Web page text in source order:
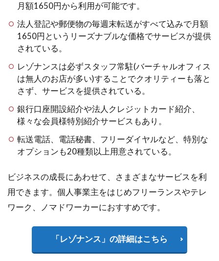
月額1650円から利用が可能です。
法人登記や郵便物の毎週末転送がすべて込みで月額
1650円というリーズナブルな価格でサービスが提供
されている。
レゾナンスは必ずスタッフ常駐(バーチャルオフィス
は無人のお店が多い)することでクオリティーも落と
さず、サービスを提供されている。
銀行口座開設紹介や法人クレジットカード紹介、
様々な会員様特別紹介サービスもあり。
転送電話、電話秘書、フリーダイヤルなど、特別な
オプションも20種類以上用意されている。
ビジネスの成長にあわせて、さまざまなサービスを利
用できます。個人事業主をはじめフリーランスやテレ
ワーク、ノマドワーカーにおすすめです。
「レゾナンス」の詳細はこちら